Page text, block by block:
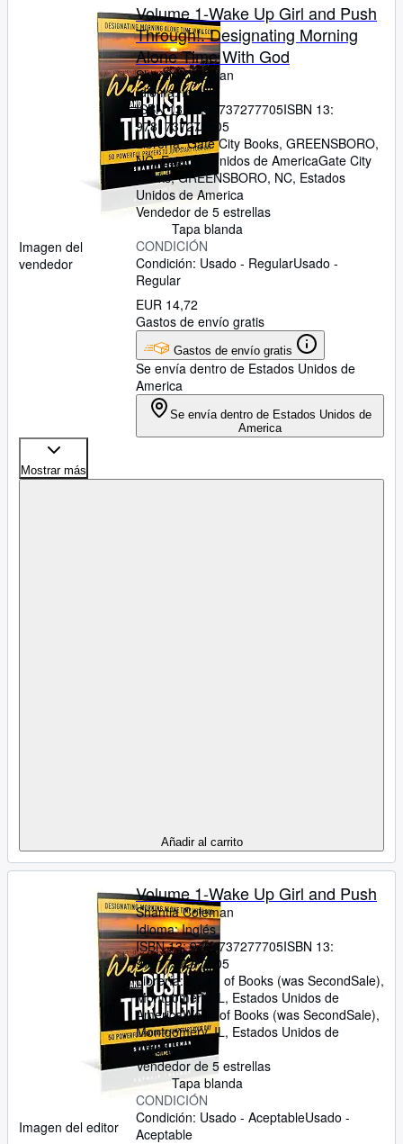
Imagen del
vendedor
Volume 1-Wake Up Girl and Push
Through!: Designating Morning
Alone Time With God
Shantia Coleman
Idioma: Inglés
ISBN 13:
9781737277705ISBN 13:
9781737277705
Librería:Gate City Books, GREENSBORO,
NC, Estados Unidos de AmericaGate City
Books,GREENSBORO, NC, Estados
Unidos de America
Vendedor de 5 estrellas
Tapa blanda
CONDICIÓN
Condición: Usado - RegularUsado -
Regular
EUR 14,72
Gastos de envío gratis
Gastos de envío gratis
Se envía dentro de Estados Unidos de
America
Se envía dentro de Estados Unidos de
America
Mostrar más
Añadir al carrito
Imagen del editor
Volume 1-Wake Up Girl and Push
Shantia Coleman
Idioma: Inglés
ISBN 13:9781737277705ISBN 13:
9781737277705
Librería:World of Books (was SecondSale),
Montgomery, IL, Estados Unidos de
AmericaWorld of Books (was SecondSale),
Montgomery, IL, Estados Unidos de
America
Vendedor de 5 estrellas
Tapa blanda
CONDICIÓN
Condición: Usado - AceptableUsado -
Aceptable